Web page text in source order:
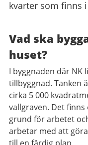
kvarter som finns
Vad ska
huset?
I byggnaden där NK
tillbyggnad. Tanken
cirka 5 000
vallgraven. Det
grund för arbetet
arbetar med att